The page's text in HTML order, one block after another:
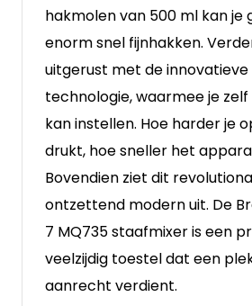
hakmolen van 500 ml kan je
enorm snel fijnhakken.
uitgerust met de
technologie, waarmee je
kan instellen. Hoe harder je
drukt, hoe sneller het
Bovendien ziet dit
ontzettend modern uit. De
7 MQ735 staafmixer is een
veelzijdig toestel dat een
aanrecht verdient.